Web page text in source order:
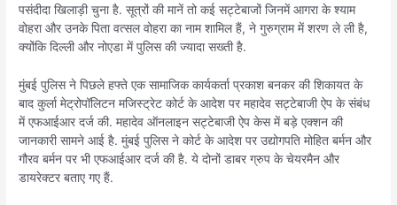
पसंदीदा खिलाड़ी चुना है. सूत्रों की मानें तो कई सट्टेबाजों जिनमें आगरा के श्याम
वोहरा और उनके पिता वत्सल वोहरा का नाम शामिल हैं, ने गुरुग्राम में शरण ले ली है,
क्योंकि दिल्ली और नोएडा में पुलिस की ज्यादा सख्ती है.
मुंबई पुलिस ने पिछले हफ्ते एक सामाजिक कार्यकर्ता प्रकाश बनकर की शिकायत के
बाद कुर्ला मेट्रोपॉलिटन मजिस्ट्रेट कोर्ट के आदेश पर महादेव सट्टेबाजी ऐप के संबंध
में एफआईआर दर्ज की. महादेव ऑनलाइन सट्टेबाजी ऐप केस में बड़े एक्शन की
जानकारी सामने आई है. मुंबई पुलिस ने कोर्ट के आदेश पर उद्योगपति मोहित बर्मन और
गौरव बर्मन पर भी एफआईआर दर्ज की है. ये दोनों डाबर ग्रुप के चेयरमैन और
डायरेक्टर बताए गए हैं.